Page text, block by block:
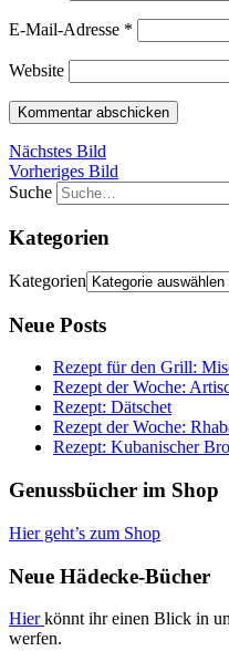
E-Mail-Adresse *
Website
Nächstes Bild
Vorheriges Bild
Suche
Kategorien
Kategorien
Neue Posts
Rezept für den Grill:
Rezept der Woche:
Rezept: Dätschet
Rezept der Woche:
Rezept: Kubanischer
Genussbücher im Shop
Hier geht’s zum Shop
Neue Hädecke-Bücher
Hierkönnt ihr einen Blick in
werfen.